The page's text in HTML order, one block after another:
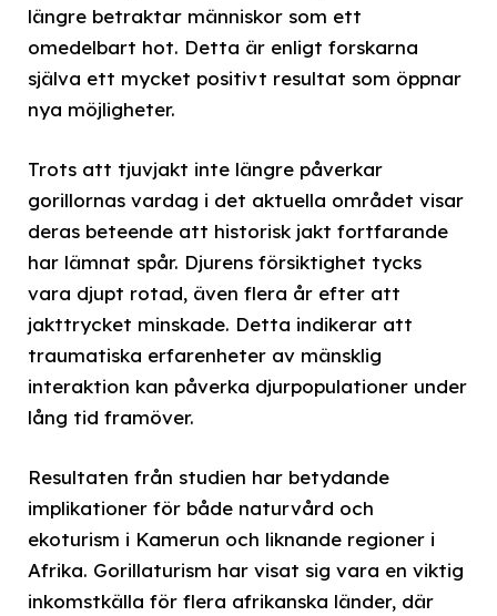
längre betraktar människor som ett
omedelbart hot. Detta är enligt forskarna
själva ett mycket positivt resultat som öppnar
nya möjligheter.
Trots att tjuvjakt inte längre påverkar
gorillornas vardag i det aktuella området visar
deras beteende att historisk jakt fortfarande
har lämnat spår. Djurens försiktighet tycks
vara djupt rotad, även flera år efter att
jakttrycket minskade. Detta indikerar att
traumatiska erfarenheter av mänsklig
interaktion kan påverka djurpopulationer under
lång tid framöver.
Resultaten från studien har betydande
implikationer för både naturvård och
ekoturism i Kamerun och liknande regioner i
Afrika. Gorillaturism har visat sig vara en viktig
inkomstkälla för flera afrikanska länder, där